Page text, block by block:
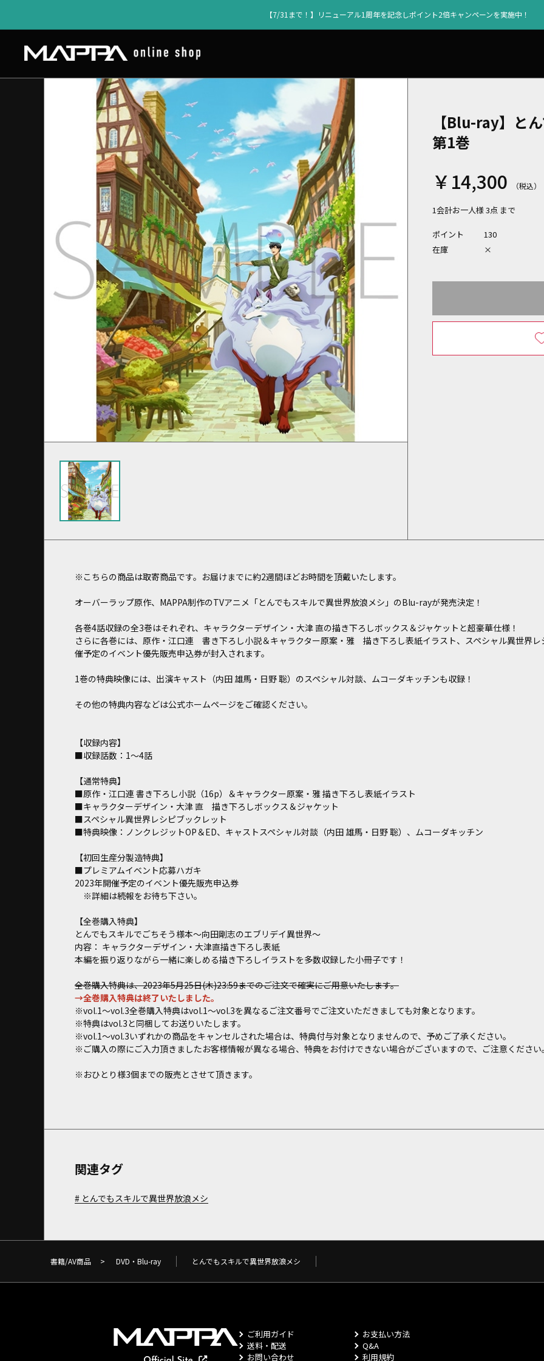
【7/31まで！】リニューアル1周年を記念しポイント2倍キャンペーンを実施中！
【Blu-ray】と
第1巻
￥14,300
1会計お一人様 3点 まで
ポイント
130
在庫
×
※こちらの商品は取寄商品です。お届けまでに約2週間ほどお時間を頂戴いたします。
オーバーラップ原作、MAPPA制作のTVアニメ「とんでもスキルで異世界放浪メシ」のBlu-rayが発売決定！
各巻4話収録の全3巻はそれぞれ、キャラクターデザイン・大津 直の描き下ろしボックス＆ジャケットと超豪華仕様！
さらに各巻には、原作・江口連 書き下ろし小説＆キャラクター原案・雅 描き下ろし表紙イラスト、スペシャル異世界
催予定のイベント優先販売申込券が封入されます。
1巻の特典映像には、出演キャスト（内田 雄馬・日野 聡）のスペシャル対談、ムコーダキッチンも収録！
その他の特典内容などは公式ホームページをご確認ください。
【収録内容】
■収録話数：1～4話
【通常特典】
■原作・江口連 書き下ろし小説（16p）＆キャラクター原案・雅 描き下ろし表紙イラスト
■キャラクターデザイン・大津 直 描き下ろしボックス＆ジャケット
■スペシャル異世界レシピブックレット
■特典映像：ノンクレジットOP＆ED、キャストスペシャル対談（内田 雄馬・日野 聡）、ムコーダキッチン
【初回生産分製造特典】
■プレミアムイベント応募ハガキ
2023年開催予定のイベント優先販売申込券
※詳細は続報をお待ち下さい。
【全巻購入特典】
とんでもスキルでごちそう様本〜向田剛志のエブリデイ異世界〜
内容： キャラクターデザイン・大津直描き下ろし表紙
本編を振り返りながら一緒に楽しめる描き下ろしイラストを多数収録した小冊子です！
全巻購入特典は、2023年5月25日(木)23:59までのご注文で確実にご用意いたします。
→全巻購入特典は終了いたしました。
※vol.1～vol.3全巻購入特典はvol.1～vol.3を異なるご注文番号でご注文いただきましても対象となります。
※特典はvol.3と同梱してお送りいたします。
※vol.1～vol.3いずれかの商品をキャンセルされた場合は、特典付与対象となりませんので、予めご了承ください。
※ご購入の際にご入力頂きましたお客様情報が異なる場合、特典をお付けできない場合がございますので、ご注意ください
※おひとり様3個までの販売とさせて頂きます。
関連タグ
とんでもスキルで異世界放浪メシ
書籍/AV商品 > DVD・Blu-ray とんでもスキルで異世界放浪メシ
ご利用ガイド
お支払い方法
送料・配送
Q&A
お問い合わせ
利用規約